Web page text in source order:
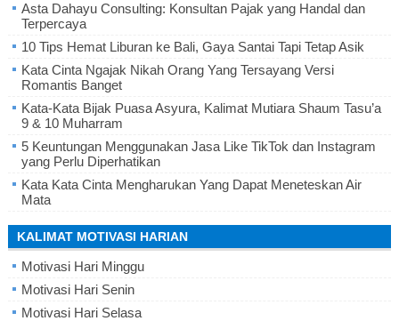
Asta Dahayu Consulting: Konsultan Pajak yang Handal dan
Terpercaya
10 Tips Hemat Liburan ke Bali, Gaya Santai Tapi Tetap Asik
Kata Cinta Ngajak Nikah Orang Yang Tersayang Versi
Romantis Banget
Kata-Kata Bijak Puasa Asyura, Kalimat Mutiara Shaum Tasu’a
9 & 10 Muharram
5 Keuntungan Menggunakan Jasa Like TikTok dan Instagram
yang Perlu Diperhatikan
Kata Kata Cinta Mengharukan Yang Dapat Meneteskan Air
Mata
KALIMAT MOTIVASI HARIAN
Motivasi Hari Minggu
Motivasi Hari Senin
Motivasi Hari Selasa